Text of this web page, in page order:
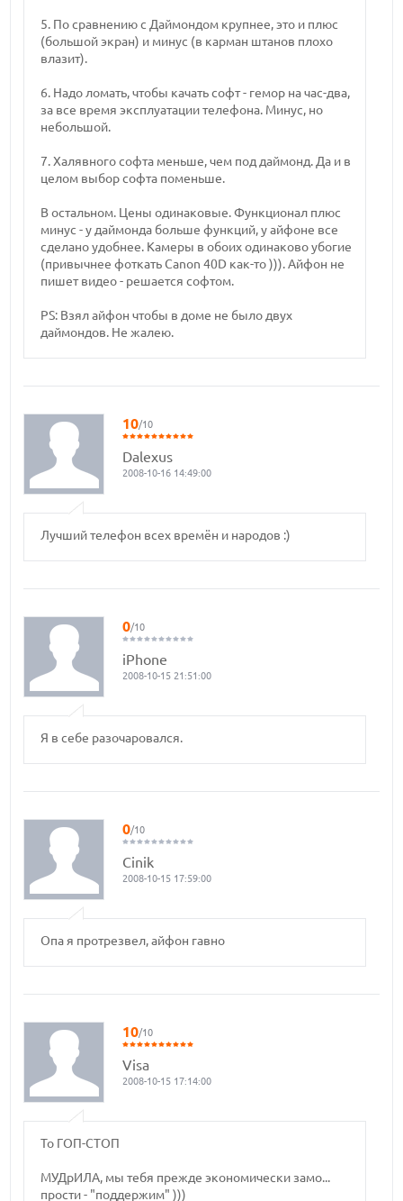
5. По сравнению с Даймондом крупнее, это и плюс
(большой экран) и минус (в карман штанов плохо
влазит).
6. Надо ломать, чтобы качать софт - гемор на час-два,
за все время эксплуатации телефона. Минус, но
небольшой.
7. Халявного софта меньше, чем под даймонд. Да и в
целом выбор софта поменьше.
В остальном. Цены одинаковые. Функционал плюс
минус - у даймонда больше функций, у айфоне все
сделано удобнее. Камеры в обоих одинаково убогие
(привычнее фоткать Canon 40D как-то ))). Айфон не
пишет видео - решается софтом.
PS: Взял айфон чтобы в доме не было двух
даймондов. Не жалею.
10/10
Dalexus
2008-10-16 14:49:00
Лучший телефон всех времён и народов :)
0/10
iPhone
2008-10-15 21:51:00
Я в себе разочаровался.
0/10
Cinik
2008-10-15 17:59:00
Опа я протрезвел, айфон гавно
10/10
Visa
2008-10-15 17:14:00
To ГОП-СТОП
МУДрИЛА, мы тебя прежде экономически замо...
прости - "поддержим" )))